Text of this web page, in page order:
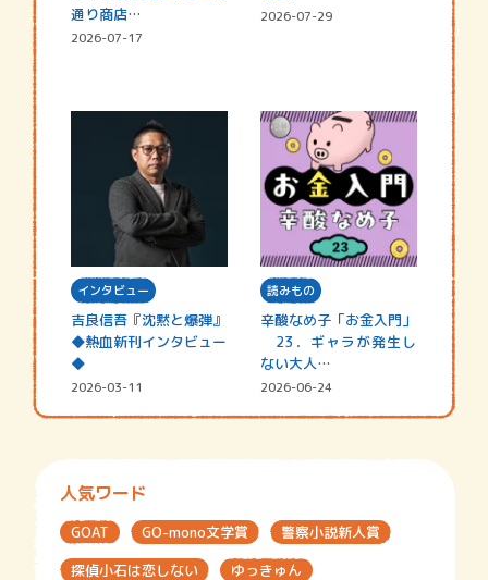
通り商店…
2026-07-17
2026-07-29
インタビュー
吉良信吾『沈黙と爆弾』
◆熱血新刊インタビュー
◆
2026-03-11
読みもの
辛酸なめ子「お金入門」
23．ギャラが発生し
ない大人…
2026-06-24
人気ワード
GOAT GO-mono文学賞
警察小説新人賞
探偵小石は恋しない
ゆっきゅん